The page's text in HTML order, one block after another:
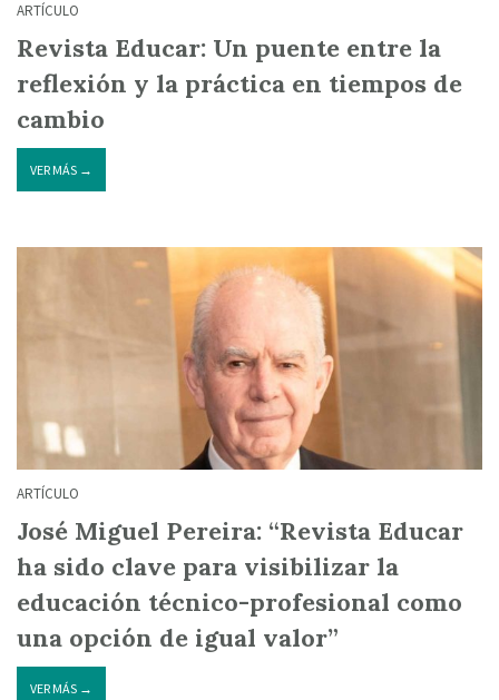
ARTÍCULO
Revista Educar: Un puente entre la
reflexión y la práctica en tiempos de
cambio
VER MÁS →
ARTÍCULO
José Miguel Pereira: “Revista Educar
ha sido clave para visibilizar la
educación técnico-profesional como
una opción de igual valor”
VER MÁS →